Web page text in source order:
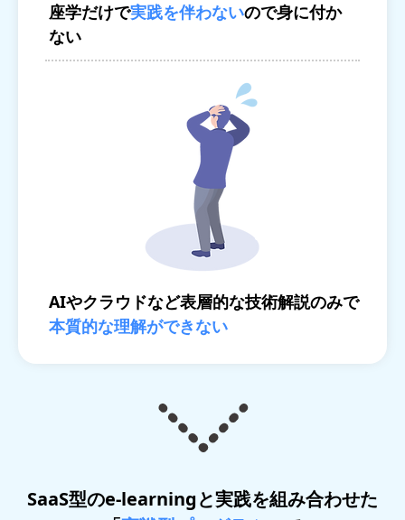
座学だけで実践を伴わないので身に付か
ない
AIやクラウドなど表層的な技術解説のみで
本質的な理解ができない
SaaS型のe-learningと実践を組み合わせた